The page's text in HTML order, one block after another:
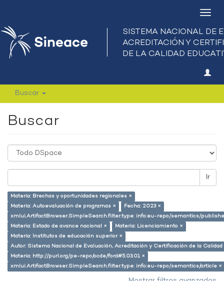
Buscar
Buscar
Ir
Materia: Brechas y oportunidades regionales ×
Materia: Autoevaluación de programas ×
Fecha: 2023 ×
xmlui.ArtifactBrowser.SimpleSearch.filter.type: info:eu-repo/semantics/
Materia: Estado de avance nacional ×
Materia: Licenciamiento ×
Materia: Institutos de educación superior ×
Autor: Sistema Nacional de Evaluación, Acreditación y Certificación de la
Materia: http://purl.org/pe-repo/ocde/ford#5.03.01 ×
xmlui.ArtifactBrowser.SimpleSearch.filter.type: info:eu-repo/semantics/article ×